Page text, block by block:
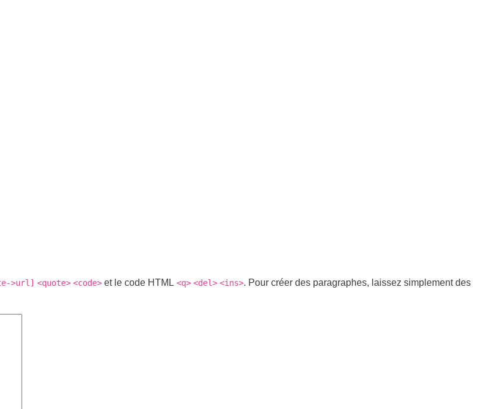
>url] <quote> <code> et le code HTML <q> <del> <ins>. Pour créer des paragraphes, laissez simplement des